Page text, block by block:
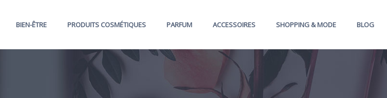
BIEN-ÊTRE PRODUITS COSMÉTIQUES PARFUM ACCESSOIRES SHOPPING & MODE BLOG